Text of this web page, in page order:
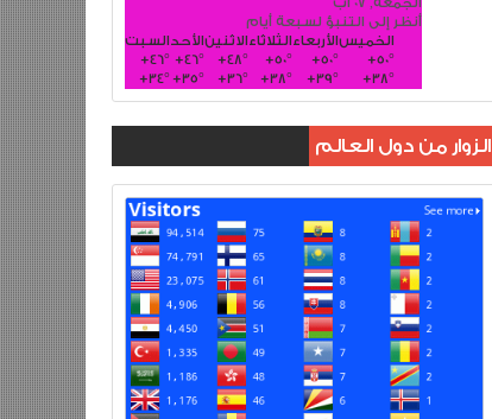
أنظر إلى التنبؤ لسبعة أيام
السبتالأحدالاثنينالثلاثاءالأربعاءالخميس
+46° +46° +48° +50° +50° +50°
+34°+35° +36° +38° +39° +38°
الزوار من دول العالم